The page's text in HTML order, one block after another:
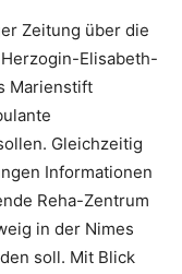
Zeitung über die
Elisabeth-
Marienstift
Gleichzeitig
Informationen
Reha-Zentrum
in der Nimes
soll. Mit Blick